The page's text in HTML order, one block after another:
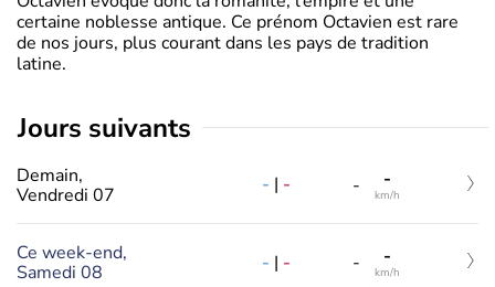
certaine noblesse antique. Ce prénom Octavien est rare
de nos jours, plus courant dans les pays de tradition
latine.
jours suivants
Demain,
Vendredi 07
- | - - -
km/h
Ce week-end,
Samedi 08
- | - - -
km/h